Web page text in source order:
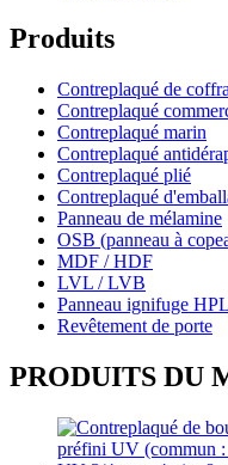
Produits
Contreplaqué de
Contreplaqué
Contreplaqué marin
Contreplaqué
Contreplaqué plié
Contreplaqué
Panneau de mélamine
OSB (panneau à
MDF / HDF
LVL / LVB
Panneau ignifuge HPL
Revêtement de porte
PRODUITS DU